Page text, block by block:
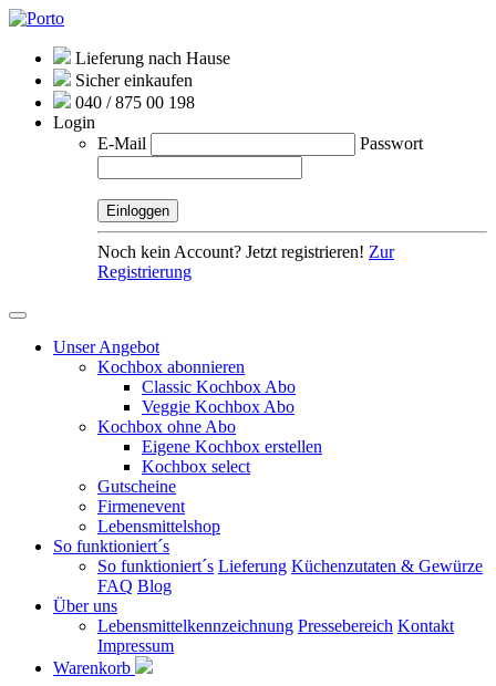
Lieferung nach Hause
Sicher einkaufen
040 / 875 00 198
Login
E-Mail
Passwort
Noch kein Account? Jetzt registrieren! Zur
Registrierung
Unser Angebot
Kochbox abonnieren
Classic Kochbox Abo
Veggie Kochbox Abo
Kochbox ohne Abo
Eigene Kochbox erstellen
Kochbox select
Gutscheine
Firmenevent
Lebensmittelshop
So funktioniert´s
So funktioniert´s Lieferung Küchenzutaten & Gewürze
FAQ Blog
Über uns
Lebensmittelkennzeichnung Pressebereich Kontakt
Impressum
Warenkorb